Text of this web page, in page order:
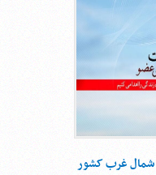
شمال غرب کشور